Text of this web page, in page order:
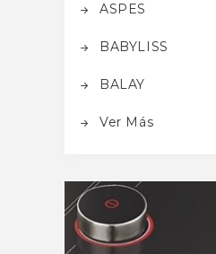
ASPES
BABYLISS
BALAY
Ver Más